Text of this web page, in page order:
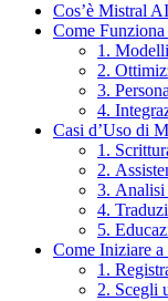
Cos’è Mistral
Come
1.
2.
3.
4.
Casi d’Uso di
1.
2.
3. Analisi
4.
5.
Come Iniziare
1.
2. Scegli